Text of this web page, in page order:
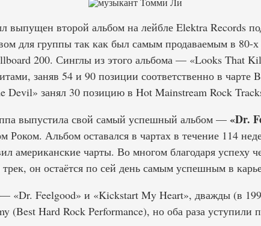
выпущен второй альбом на лейбле Elektra Records
для группы так как был самым продаваемым в 80-х
200. Синглы из этого альбома — «Looks That
заняв 54 и 90 позиции соответственно в чарте
Devil» занял 30 позицию в Hot Mainstream Rock
выпустила свой самый успешный альбом — «Dr.
Роком. Альбом оставался в чартах в течение 114
американские чарты. Во многом благодаря успеху
он остаётся по сей день самым успешным в
«Dr. Feelgood» и «Kickstart My Heart», дважды (в
(Best Hard Rock Performance), но оба раза уступили